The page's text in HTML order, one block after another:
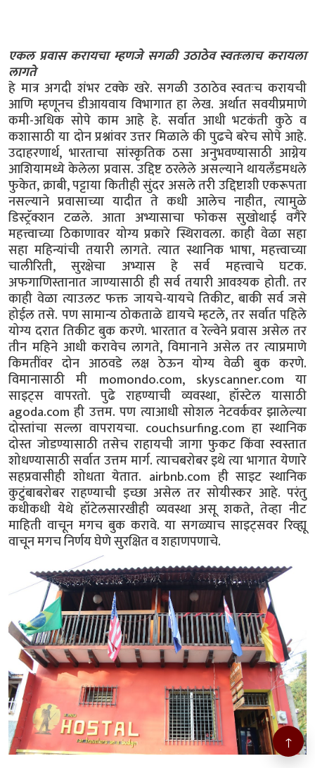
एकल प्रवास करायचा म्हणजे सगळी उठाठेव स्वतःलाच करायला
लागते
हे मात्र अगदी शंभर टक्के खरे. सगळी उठाठेव स्वतःच करायची
आणि म्हणूनच डीआयवाय विभागात हा लेख. अर्थात सवयीप्रमाणे
कमी-अधिक सोपे काम आहे हे. सर्वात आधी भटकंती कुठे व
कशासाठी या दोन प्रश्नांवर उत्तर मिळाले की पुढचे बरेच सोपे आहे.
उदाहरणार्थ, भारताचा सांस्कृतिक ठसा अनुभवण्यासाठी आग्नेय
आशियामध्ये केलेला प्रवास. उद्दिष्ट ठरलेले असल्याने थायलँडमधले
फुकेत, क्राबी, पट्टाया कितीही सुंदर असले तरी उद्दिष्टाशी एकरूपता
नसल्याने प्रवासाच्या यादीत ते कधी आलेच नाहीत, त्यामुळे
डिस्ट्रॅक्शन टळले. आता अभ्यासाचा फोकस सुखोथाई वगैरे
महत्त्वाच्या ठिकाणावर योग्य प्रकारे स्थिरावला. काही वेळा सहा
सहा महिन्यांची तयारी लागते. त्यात स्थानिक भाषा, महत्त्वाच्या
चालीरिती, सुरक्षेचा अभ्यास हे सर्व महत्त्वाचे घटक.
अफगाणिस्तानात जाण्यासाठी ही सर्व तयारी आवश्यक होती. तर
काही वेळा त्याउलट फक्त जायचे-यायचे तिकीट, बाकी सर्व जसे
होईल तसे. पण सामान्य ठोकताळे द्यायचे म्हटले, तर सर्वात पहिले
योग्य दरात तिकीट बुक करणे. भारतात व रेल्वेने प्रवास असेल तर
तीन महिने आधी करावेच लागते, विमानाने असेल तर त्याप्रमाणे
किमतींवर दोन आठवडे लक्ष ठेऊन योग्य वेळी बुक करणे.
विमानासाठी मी momondo.com, skyscanner.com या
साइट्स वापरतो. पुढे राहण्याची व्यवस्था, हॉस्टेल यासाठी
agoda.com ही उत्तम. पण त्याआधी सोशल नेटवर्कवर झालेल्या
दोस्तांचा सल्ला वापरायचा. couchsurfing.com हा स्थानिक
दोस्त जोडण्यासाठी तसेच राहायची जागा फुकट किंवा स्वस्तात
शोधण्यासाठी सर्वात उत्तम मार्ग. त्याचबरोबर इथे त्या भागात येणारे
सहप्रवासीही शोधता येतात. airbnb.com ही साइट स्थानिक
कुटुंबाबरोबर राहण्याची इच्छा असेल तर सोयीस्कर आहे. परंतु
कधीकधी येथे हॉटेलसारखीही व्यवस्था असू शकते, तेव्हा नीट
माहिती वाचून मगच बुक करावे. या सगळ्याच साइट्सवर रिव्ह्यू
वाचून मगच निर्णय घेणे सुरक्षित व शहाणपणाचे.
↑